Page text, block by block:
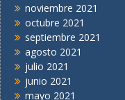
noviembre 2021
octubre 2021
septiembre 2021
agosto 2021
julio 2021
junio 2021
mayo 2021